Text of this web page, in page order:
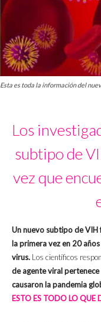
Esta es toda la información del
Los
subtipo de
vez que
Un nuevo subtipo de
la primera vez en 20
virus. Los científicos
de agente viral
causaron la pandemia
ESTO ES TODO LO QUE